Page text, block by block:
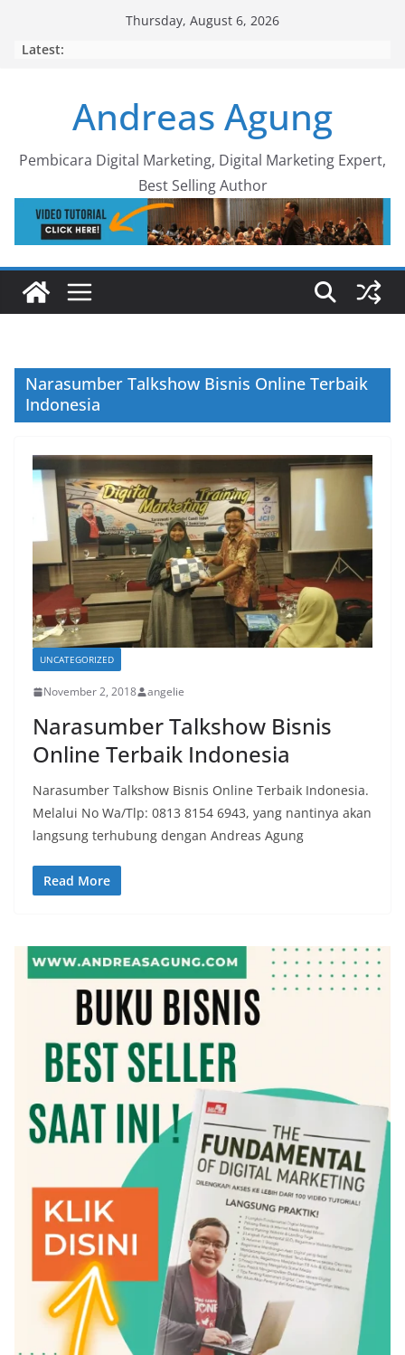
Thursday, August 6, 2026
Latest:
Andreas Agung
Pembicara Digital Marketing, Digital Marketing Expert,
Best Selling Author
Narasumber Talkshow Bisnis Online Terbaik
Indonesia
UNCATEGORIZED
November 2, 2018 angelie
Narasumber Talkshow Bisnis
Online Terbaik Indonesia
Narasumber Talkshow Bisnis Online Terbaik Indonesia.
Melalui No Wa/Tlp: 0813 8154 6943, yang nantinya akan
langsung terhubung dengan Andreas Agung
Read More